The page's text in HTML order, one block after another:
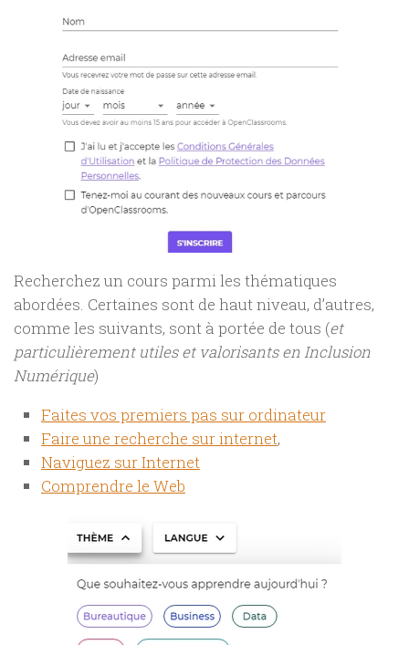
Recherchez un cours parmi les thématiques
abordées. Certaines sont de haut niveau, d’autres,
comme les suivants, sont à portée de tous (et
particulièrement utiles et valorisants en Inclusion
Numérique)
Faites vos premiers pas sur ordinateur
Faire une recherche sur internet,
Naviguez sur Internet
Comprendre le Web